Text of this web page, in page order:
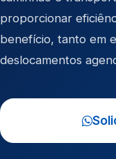
proporcionar
benefício, tanto em
deslocamentos